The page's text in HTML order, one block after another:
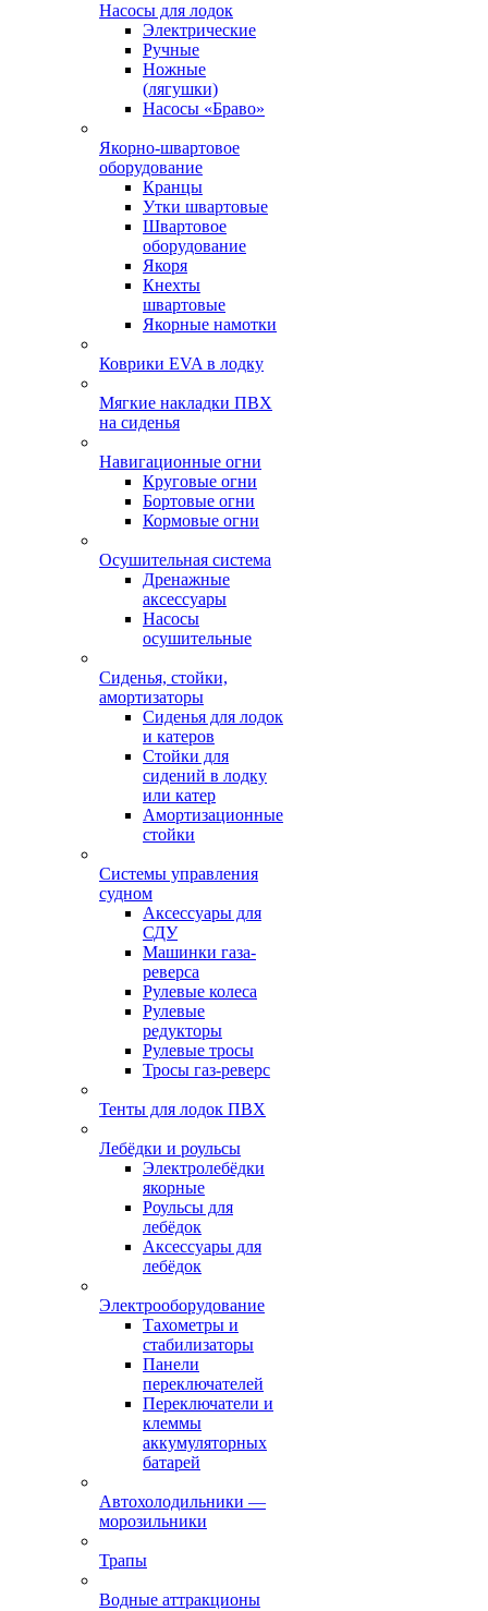
Насосы для лодок
Электрические
Ручные
Ножные
(лягушки)
Насосы «Браво»
Якорно-швартовое
оборудование
Кранцы
Утки швартовые
Швартовое
оборудование
Якоря
Кнехты
швартовые
Якорные намотки
Коврики EVA в лодку
Мягкие накладки ПВХ
на сиденья
Навигационные огни
Круговые огни
Бортовые огни
Кормовые огни
Осушительная система
Дренажные
аксессуары
Насосы
осушительные
Сиденья, стойки,
амортизаторы
Сиденья для лодок
и катеров
Стойки для
сидений в лодку
или катер
Амортизационные
стойки
Системы управления
судном
Аксессуары для
СДУ
Машинки газа-
реверса
Рулевые колеса
Рулевые
редукторы
Рулевые тросы
Тросы газ-реверс
Тенты для лодок ПВХ
Лебёдки и роульсы
Электролебёдки
якорные
Роульсы для
лебёдок
Аксессуары для
лебёдок
Электрооборудование
Тахометры и
стабилизаторы
Панели
переключателей
Переключатели и
клеммы
аккумуляторных
батарей
Автохолодильники —
морозильники
Трапы
Водные аттракционы